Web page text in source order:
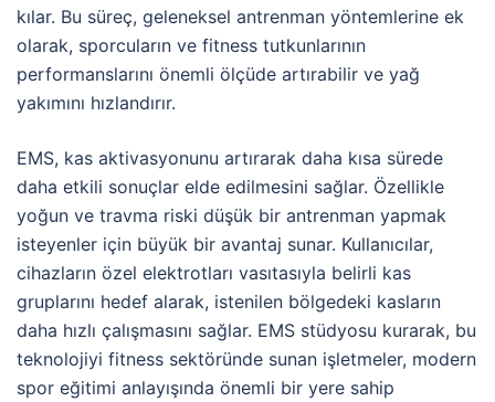
kılar. Bu süreç, geleneksel antrenman yöntemlerine ek
olarak, sporcuların ve fitness tutkunlarının
performanslarını önemli ölçüde artırabilir ve yağ
yakımını hızlandırır.
EMS, kas aktivasyonunu artırarak daha kısa sürede
daha etkili sonuçlar elde edilmesini sağlar. Özellikle
yoğun ve travma riski düşük bir antrenman yapmak
isteyenler için büyük bir avantaj sunar. Kullanıcılar,
cihazların özel elektrotları vasıtasıyla belirli kas
gruplarını hedef alarak, istenilen bölgedeki kasların
daha hızlı çalışmasını sağlar. EMS stüdyosu kurarak, bu
teknolojiyi fitness sektöründe sunan işletmeler, modern
spor eğitimi anlayışında önemli bir yere sahip